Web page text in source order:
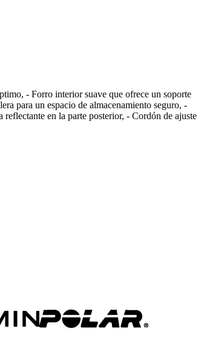
- Forro interior suave que ofrece un soporte
para un espacio de almacenamiento seguro, -
en la parte posterior, - Cordón de ajuste